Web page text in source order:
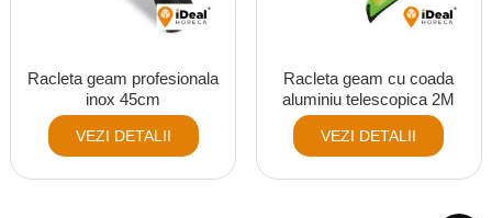
Racleta geam profesionala
inox 45cm
VEZI DETALII
Racleta geam cu coada
aluminiu telescopica 2M
VEZI DETALII